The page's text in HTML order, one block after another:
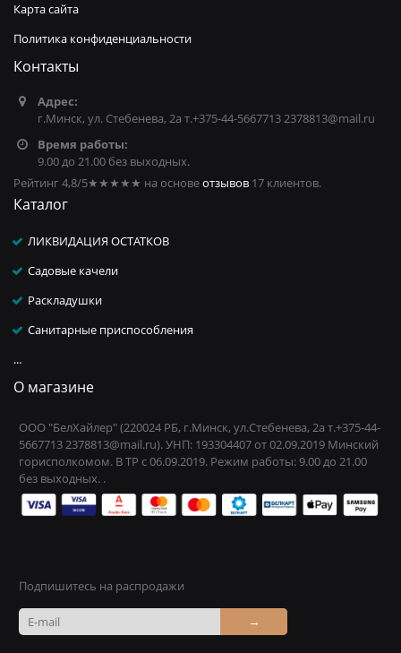
Карта сайта
Политика конфиденциальности
Контакты
Адрес:
г.Минск, ул. Стебенева, 2а т.+375-44-5667713 2378813@mail.ru
Время работы:
9.00 до 21.00 без выходных.
Рейтинг 4,8/5★★★★★ на основеотзывов 17 клиентов.
Каталог
ЛИКВИДАЦИЯ ОСТАТКОВ
Садовые качели
Раскладушки
Санитарные приспособления
...
О магазине
ООО "БелХайлер" (220024 РБ, г.Минск, ул.Стебенева, 2а т.+375-44-
5667713 2378813@mail.ru). УНП: 193304407 от 02.09.2019 Минский
горисполкомом. В ТР с 06.09.2019. Режим работы: 9.00 до 21.00
без выходных. .
Подпишитесь на распродажи
→